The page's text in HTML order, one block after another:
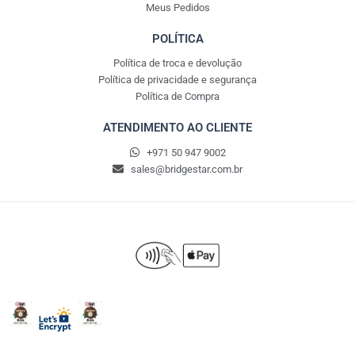
Meus Pedidos
POLÍTICA
Política de troca e devolução
Política de privacidade e segurança
Política de Compra
ATENDIMENTO AO CLIENTE
+971 50 947 9002
sales@bridgestar.com.br